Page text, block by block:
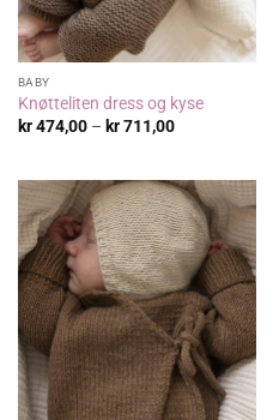
BABY
Knøtteliten dress og kyse
kr474,00 – kr711,00Prisområde: